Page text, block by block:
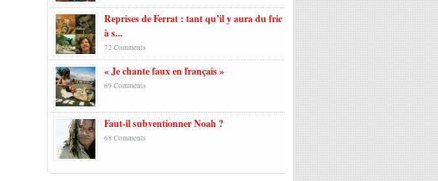
Reprises de Ferrat : tant qu’il y aura du fric
à s...
72 Comments
« Je chante faux en français »
69 Comments
Faut-il subventionner Noah ?
68 Comments